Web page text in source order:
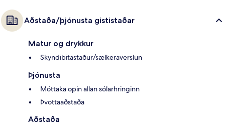
Aðstaða/þjónusta gististaðar
Matur og drykkur
Skyndibitastaður/sælkeraverslun
Þjónusta
Móttaka opin allan sólarhringinn
Þvottaaðstaða
Aðstaða